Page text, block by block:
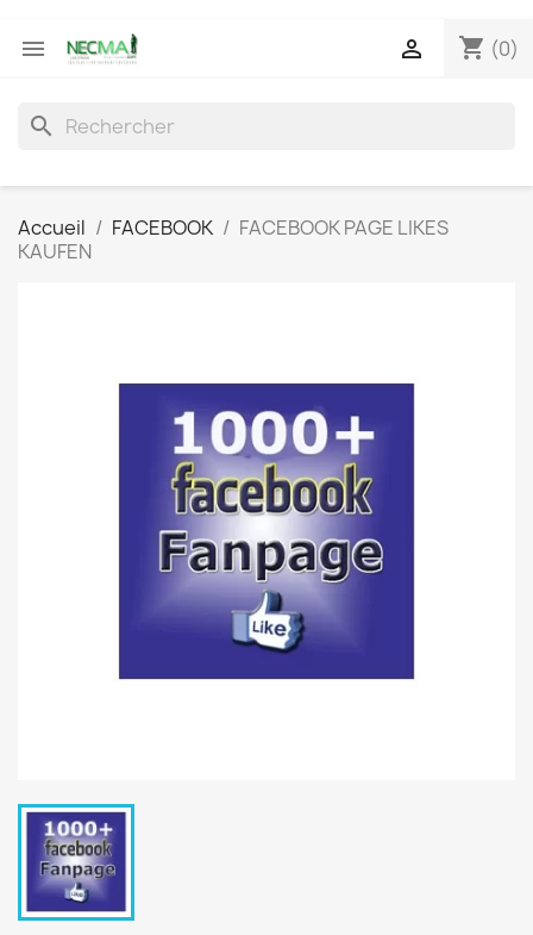
 shopping_cart (0)

search
Accueil FACEBOOK
FACEBOOK PAGE LIKES
KAUFEN